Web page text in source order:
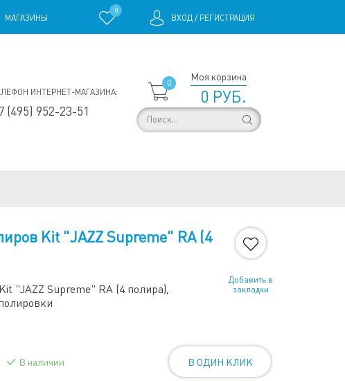
МАГАЗИНЫ
0
ВХОД / РЕГИСТРАЦИЯ
ИНТЕРНЕТ-МАГАЗИНА:
(495) 952-23-51
0
Моя корзина
0 РУБ.
Kit "JAZZ Supreme" RA (4
"JAZZ Supreme" RA (4 полира),
Добавить в
закладки
В наличии В ОДИН КЛИК